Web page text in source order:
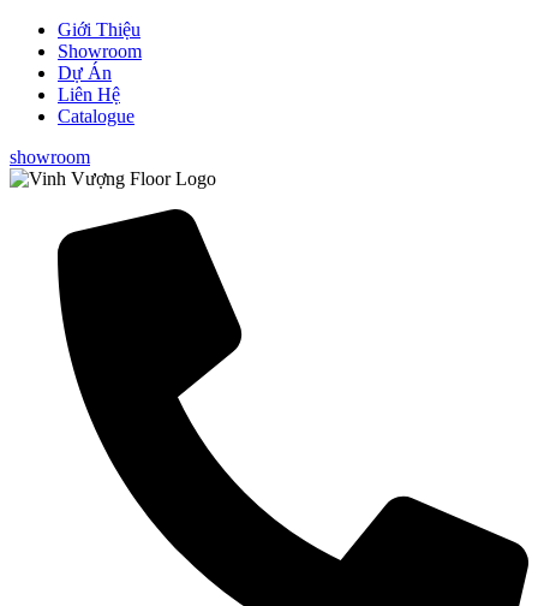
Giới Thiệu
Showroom
Dự Án
Liên Hệ
Catalogue
showroom